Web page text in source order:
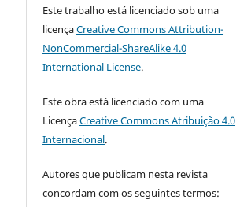
Este trabalho está licenciado sob uma
licençaCreative Commons Attribution-
NonCommercial-ShareAlike 4.0
International License.
Este obra está licenciado com uma
LicençaCreative Commons Atribuição 4.0
Internacional.
Autores que publicam nesta revista
concordam com os seguintes termos: